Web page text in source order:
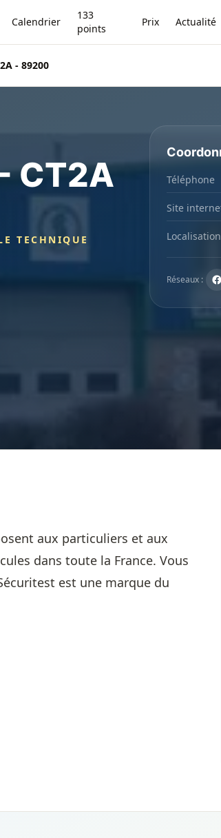
Calendrier
133
points
Prix Actualité
- 89200
CT2A
TECHNIQUE
Téléphone
Site
Localisation
Réseaux :
aux particuliers et aux
dans toute la France. Vous
est une marque du